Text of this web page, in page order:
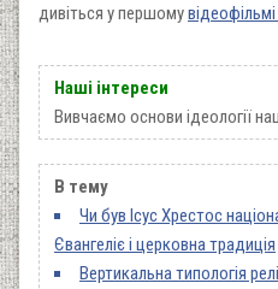
дивіться у першому
Наші інтереси
Вивчаємо основи ідеології
В тему
Чи був Ісус Хрестос
Євангеліє і церковна традиція
Вертикальна типологія